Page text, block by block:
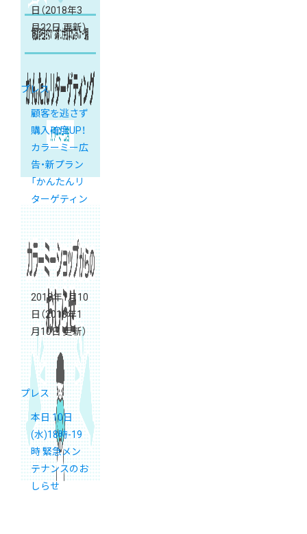
日 （2018年3
月22日 更新）
プレス
顧客を逃さず
購入確度UP！
カラーミー広
告・新プラン
「かんたんリ
ターゲティン
グ」
2018年1月10
日（2018年1
月10日 更新）
プレス
本日 10日
(水)18時-19
時 緊急メン
テナンスのお
しらせ